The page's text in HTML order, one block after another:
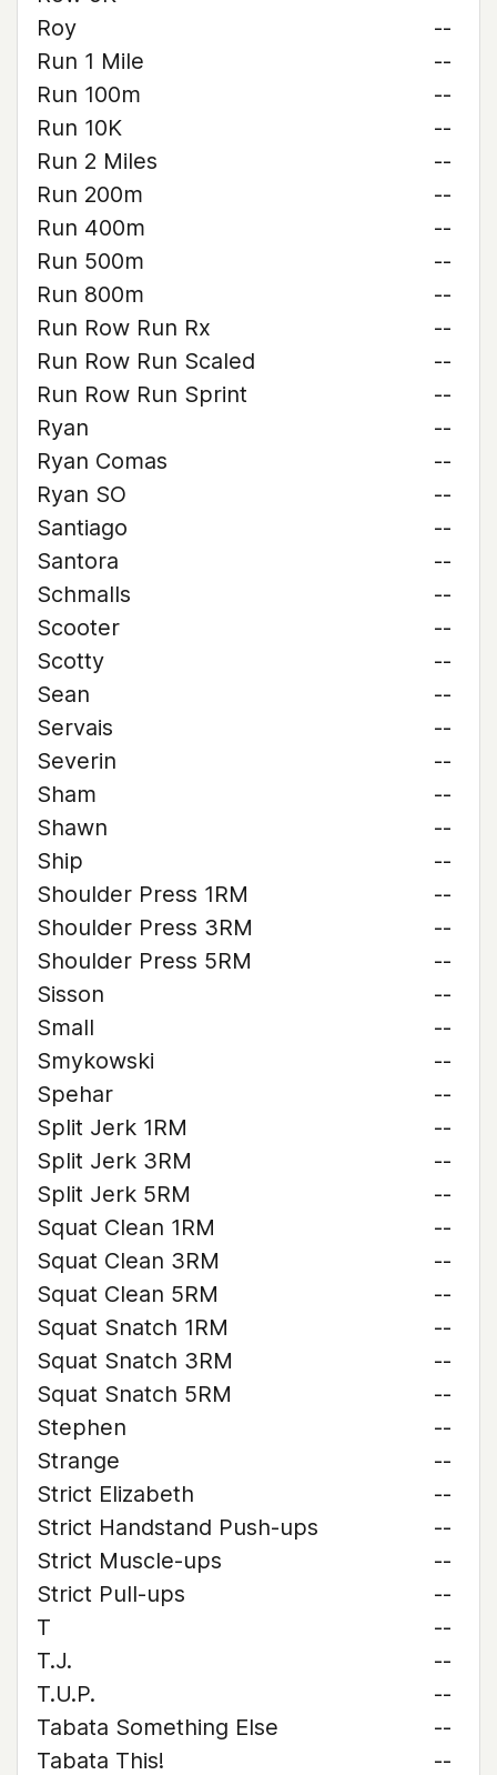
Roy
--
Run 1 Mile
--
Run 100m
--
Run 10K
--
Run 2 Miles
--
Run 200m
--
Run 400m
--
Run 500m
--
Run 800m
--
Run Row Run Rx
--
Run Row Run Scaled
--
Run Row Run Sprint
--
Ryan
--
Ryan Comas
--
Ryan SO
--
Santiago
--
Santora
--
Schmalls
--
Scooter
--
Scotty
--
Sean
--
Servais
--
Severin
--
Sham
--
Shawn
--
Ship
--
Shoulder Press 1RM
--
Shoulder Press 3RM
--
Shoulder Press 5RM
--
Sisson
--
Small
--
Smykowski
--
Spehar
--
Split Jerk 1RM
--
Split Jerk 3RM
--
Split Jerk 5RM
--
Squat Clean 1RM
--
Squat Clean 3RM
--
Squat Clean 5RM
--
Squat Snatch 1RM
--
Squat Snatch 3RM
--
Squat Snatch 5RM
--
Stephen
--
Strange
--
Strict Elizabeth
--
Strict Handstand Push-ups
--
Strict Muscle-ups
--
Strict Pull-ups
--
T
--
T.J.
--
T.U.P.
--
Tabata Something Else
--
Tabata This!
--